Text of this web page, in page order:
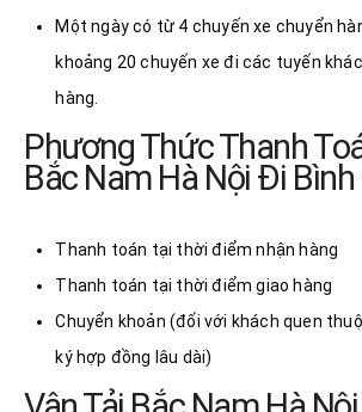
Một ngày có từ 4 chuyến xe chuyển
khoảng 20 chuyến xe đi các tuyến
hàng.
Phương Thức Thanh
Bắc Nam Hà Nội Đi
Thanh toán tại thời điểm nhận hàng
Thanh toán tại thời điểm giao hàng
Chuyển khoản (đối với khách quen
ký hợp đồng lâu dài)